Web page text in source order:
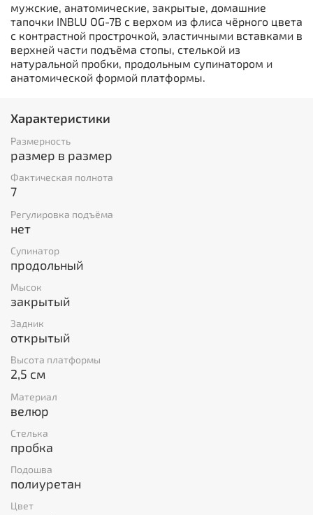
мужские, анатомические, закрытые, домашние
тапочки INBLU OG-7B с верхом из флиса чёрного цвета
с контрастной прострочкой, эластичными вставками в
верхней части подъёма стопы, стелькой из
натуральной пробки, продольным супинатором и
анатомической формой платформы.
Характеристики
Размерность
размер в размер
Фактическая полнота
7
Регулировка подъёма
нет
Супинатор
продольный
Мысок
закрытый
Задник
открытый
Высота платформы
2,5 см
Материал
велюр
Стелька
пробка
Подошва
полиуретан
Цвет